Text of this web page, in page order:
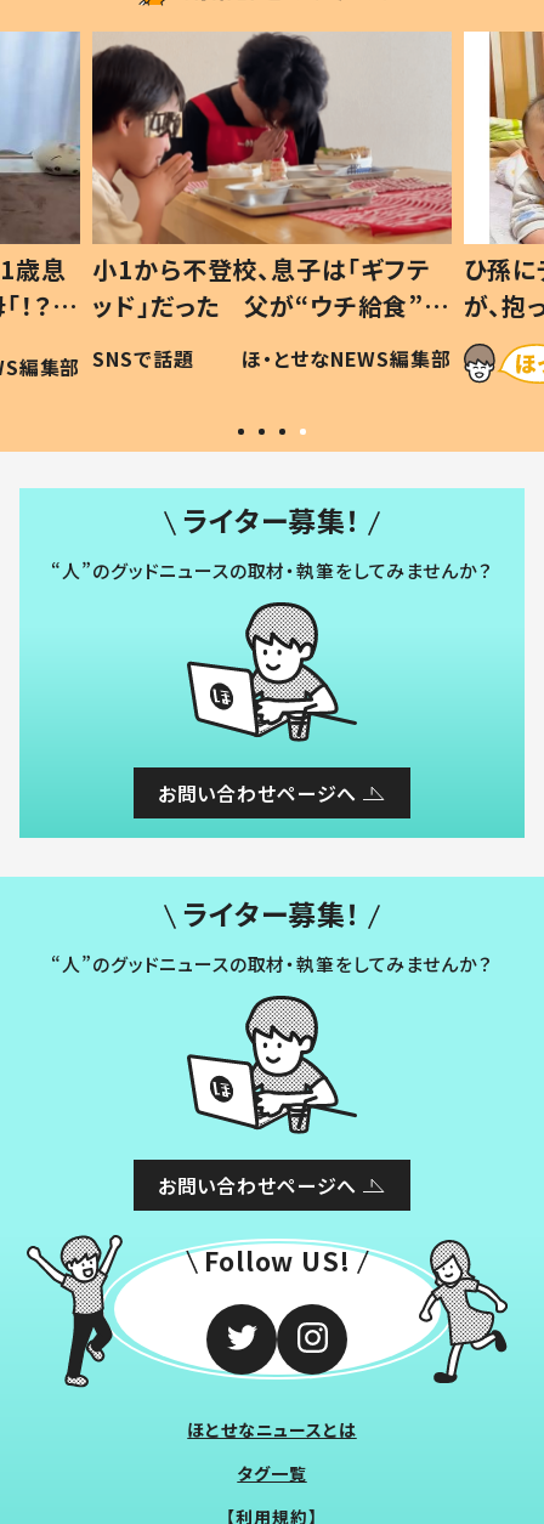
歳息
？」
編集部
小1から不登校、息子は「ギフテ
ッド」だった 父が“ウチ給食”を
作り続ける理由とは #令和の親
#令和の子
SNSで話題 ほ・とせなNEWS編集部
ひ孫
が、
「涙が
い」
ライター募集！
“人”のグッドニュースの取材・執筆をしてみませんか？
お問い合わせページへ
ライター募集！
“人”のグッドニュースの取材・執筆をしてみませんか？
お問い合わせページへ
Follow US!
ほとせなニュースとは
タグ一覧
【利用規約】